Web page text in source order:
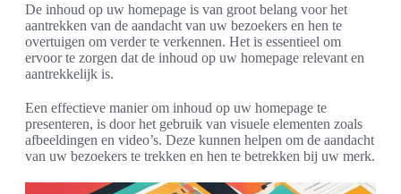
De inhoud op uw homepage is van groot belang voor het
aantrekken van de aandacht van uw bezoekers en hen te
overtuigen om verder te verkennen. Het is essentieel om
ervoor te zorgen dat de inhoud op uw homepage relevant en
aantrekkelijk is.
Een effectieve manier om inhoud op uw homepage te
presenteren, is door het gebruik van visuele elementen zoals
afbeeldingen en video’s. Deze kunnen helpen om de aandacht
van uw bezoekers te trekken en hen te betrekken bij uw merk.